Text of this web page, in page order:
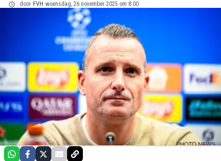
door FVH woensdag, 26 november 2025 om 8:00